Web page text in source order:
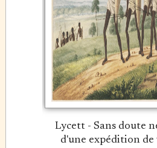
Lycett - Sans doute
d'une expédition de